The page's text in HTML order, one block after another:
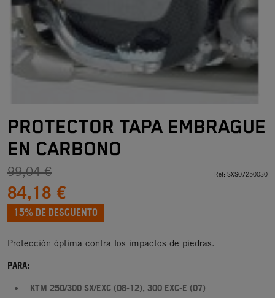
PROTECTOR TAPA EMBRAGUE
EN CARBONO
99,04 €
84,18 €
15% DE DESCUENTO
Ref: SXS07250030
Protección óptima contra los impactos de piedras.
PARA:
KTM 250/300 SX/EXC (08-12), 300 EXC-E (07)